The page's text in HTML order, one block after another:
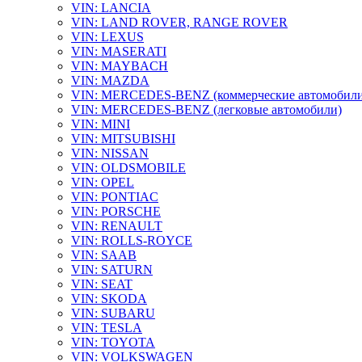
VIN: LANCIA
VIN: LAND ROVER, RANGE ROVER
VIN: LEXUS
VIN: MASERATI
VIN: MAYBACH
VIN: MAZDA
VIN: MERCEDES-BENZ (коммерческие
VIN: MERCEDES-BENZ (легковые автомобили)
VIN: MINI
VIN: MITSUBISHI
VIN: NISSAN
VIN: OLDSMOBILE
VIN: OPEL
VIN: PONTIAC
VIN: PORSCHE
VIN: RENAULT
VIN: ROLLS-ROYCE
VIN: SAAB
VIN: SATURN
VIN: SEAT
VIN: SKODA
VIN: SUBARU
VIN: TESLA
VIN: TOYOTA
VIN: VOLKSWAGEN